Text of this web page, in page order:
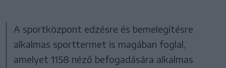
A sportközpont edzésre és bemelegítésre
alkalmas sporttermet is magában foglal,
amelyet 1158 néző befogadására alkalmas